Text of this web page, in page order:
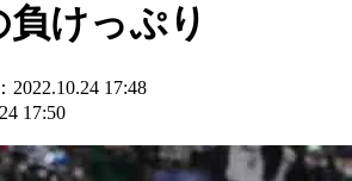
けっぷり
2022.10.24 17:48
17:50